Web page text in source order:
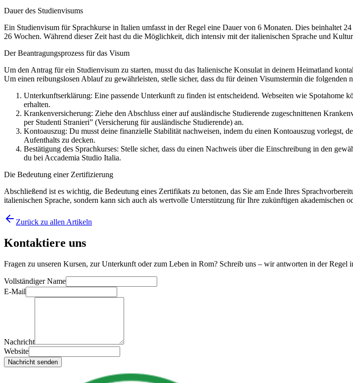
Dauer des Studienvisums
Ein Studienvisum für Sprachkurse in Italien umfasst in der Regel eine Dauer von 6 Monaten. Dies beinhaltet
26 Wochen. Während dieser Zeit hast du die Möglichkeit, dich intensiv mit der italienischen Sprache und Kultur
Der Beantragungsprozess für das Visum
Um den Antrag für ein Studienvisum zu starten, musst du das Italienische Konsulat in deinem Heimatland
Um einen reibungslosen Ablauf zu gewährleisten, stelle sicher, dass du für deinen Visumstermin die folgenden
Unterkunftserklärung: Eine passende Unterkunft zu finden ist entscheidend. Webseiten wie
erhalten.
Krankenversicherung: Ziehe den Abschluss einer auf ausländische Studierende zugeschnittenen
per Studenti Stranieri” (Versicherung für ausländische Studierende) an.
Kontoauszug: Du musst deine finanzielle Stabilität nachweisen, indem du einen Kontoauszug vorlegst,
Aufenthalts zu decken.
Bestätigung des Sprachkurses: Stelle sicher, dass du einen Nachweis über die Einschreibung in den
du bei Accademia Studio Italia.
Die Bedeutung einer Zertifizierung
Abschließend ist es wichtig, die Bedeutung eines Zertifikats zu betonen, das Sie am Ende Ihres
italienischen Sprache, sondern kann sich auch als wertvolle Unterstützung für Ihre zukünftigen akademischen
Zurück zu allen Artikeln
Kontaktiere uns
Fragen zu unseren Kursen, zur Unterkunft oder zum Leben in Rom? Schreib uns – wir antworten in der Regel
Vollständiger Name
E-Mail
Nachricht
Website
Nachricht senden